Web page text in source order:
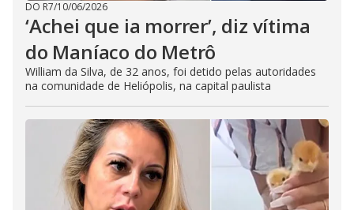
DO R7/10/06/2026
‘Achei que ia morrer’, diz vítima
do Maníaco do Metrô
William da Silva, de 32 anos, foi detido pelas autoridades
na comunidade de Heliópolis, na capital paulista